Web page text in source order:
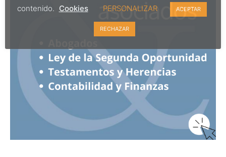
contenido. Cookies PERSONALIZAR ACEPTAR
RECHAZAR